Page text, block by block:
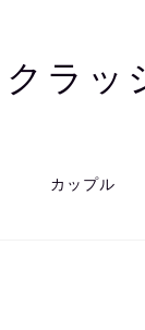
クラッ
カップル